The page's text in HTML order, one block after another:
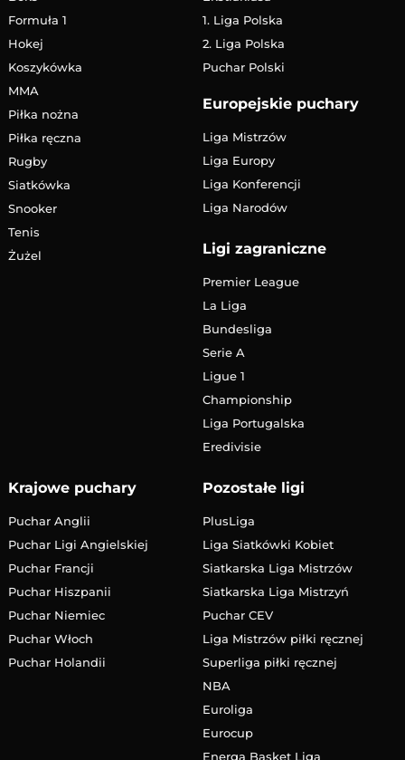
Formuła 1
Hokej
Koszykówka
MMA
Piłka nożna
Piłka ręczna
Rugby
Siatkówka
Snooker
Tenis
Żużel
1. Liga Polska
2. Liga Polska
Puchar Polski
Europejskie puchary
Liga Mistrzów
Liga Europy
Liga Konferencji
Liga Narodów
Ligi zagraniczne
Premier League
La Liga
Bundesliga
Serie A
Ligue 1
Championship
Liga Portugalska
Eredivisie
Krajowe puchary
Puchar Anglii
Puchar Ligi Angielskiej
Puchar Francji
Puchar Hiszpanii
Puchar Niemiec
Puchar Włoch
Puchar Holandii
Pozostałe ligi
PlusLiga
Liga Siatkówki Kobiet
Siatkarska Liga Mistrzów
Siatkarska Liga Mistrzyń
Puchar CEV
Liga Mistrzów piłki ręcznej
Superliga piłki ręcznej
NBA
Euroliga
Eurocup
Energa Basket Liga